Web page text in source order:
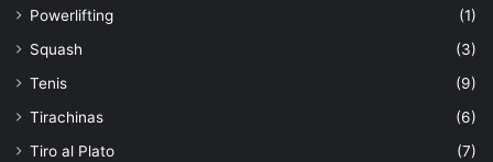
Powerlifting
(1)
Squash
(3)
Tenis
(9)
Tirachinas
(6)
Tiro al Plato
(7)